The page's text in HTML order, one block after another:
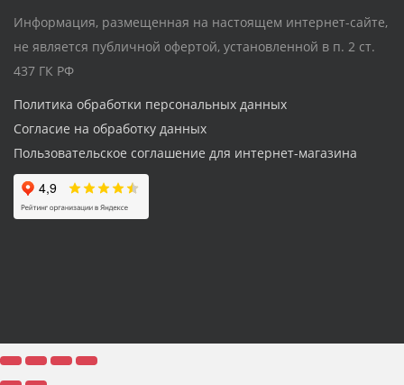
Информация, размещенная на настоящем интернет-сайте,
не является публичной офертой, установленной в п. 2 ст.
437 ГК РФ
Политика обработки персональных данных
Согласие на обработку данных
Пользовательское соглашение для интернет-магазина